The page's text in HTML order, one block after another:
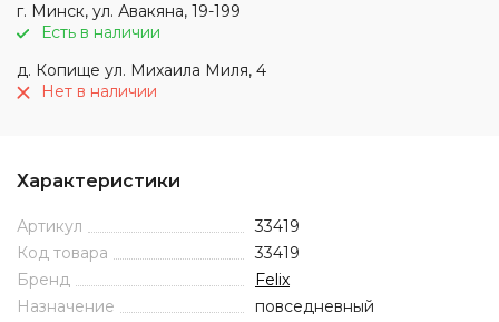
г. Минск, ул. Авакяна, 19-199
Есть в наличии
д. Копище ул. Михаила Миля, 4
Нет в наличии
Характеристики
Артикул
33419
Код товара
33419
Бренд
Felix
Назначение
повседневный